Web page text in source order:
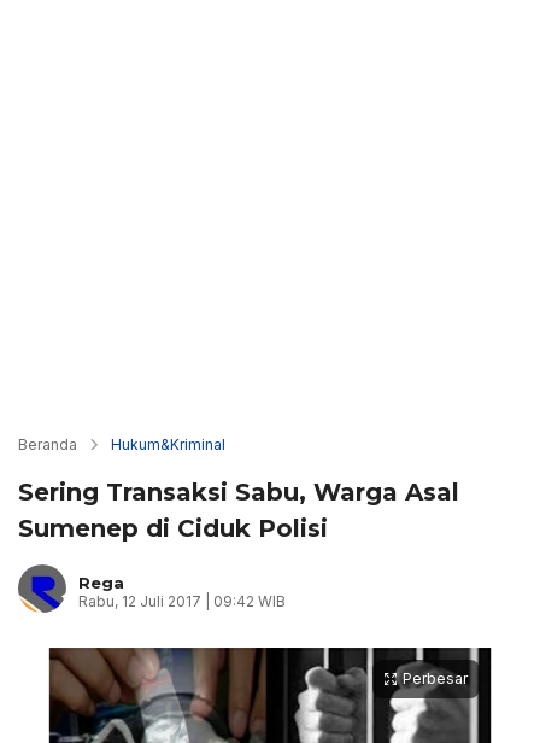
Beranda Hukum&Kriminal
Sering Transaksi Sabu, Warga Asal
Sumenep di Ciduk Polisi
Rega
Rabu, 12 Juli 2017 | 09:42 WIB
Perbesar